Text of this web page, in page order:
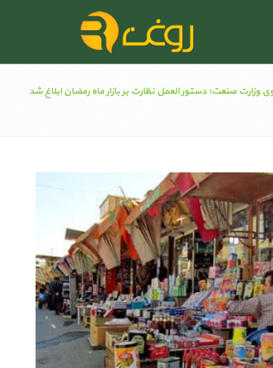
وزارت صنعت؛ دستور العمل نظارت بر بازار ماه رمضان ابلاغ شد